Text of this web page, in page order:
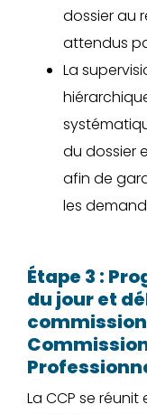
dossier au
attendus
La
du dossier
afin de
les
Étape 3 :
du jour et
La CCP se